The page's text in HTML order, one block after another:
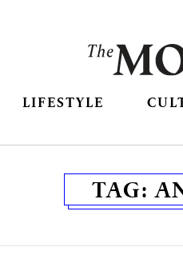
LIFESTYLE
TAG: